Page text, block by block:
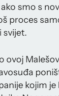
smo s
proces
svijet.
ovoj
kojim